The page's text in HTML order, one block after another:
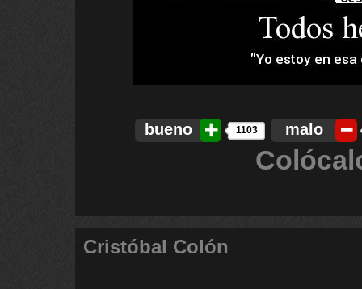
bueno 1103 malo
Cristóbal Colón